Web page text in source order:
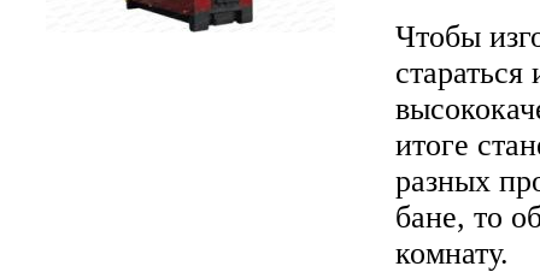
Чтобы
итоге
разных
бане, то
комнату.